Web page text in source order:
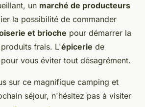
un marché de producteurs
la possibilité de commander
et brioche pour démarrer la
frais. L'épicerie de
vous éviter tout désagrément.
sur ce magnifique camping et
séjour, n'hésitez pas à visiter